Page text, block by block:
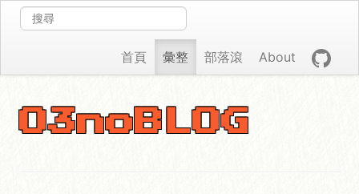
首頁 彙整 部落滾 About
O3noBLOG